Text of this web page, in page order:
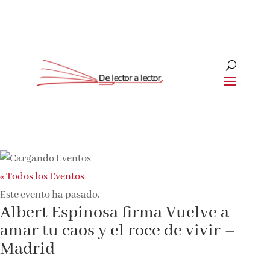
« Todos los Eventos
Este evento ha pasado.
Albert Espinosa firma Vuelve a
amar tu caos y el roce de vivir –
Madrid